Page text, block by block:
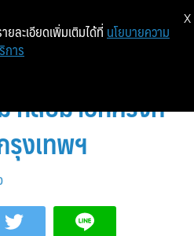
ยอดดีเจระดับ
กลับมาอีกครั้งที่
งเทพฯ
ยละเอียดเพิ่มเติมได้ที่ นโยบายความ
การ
X